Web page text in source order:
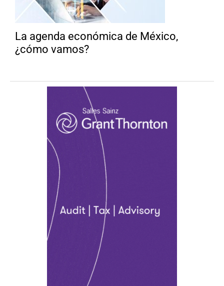
La agenda económica de México,
¿cómo vamos?